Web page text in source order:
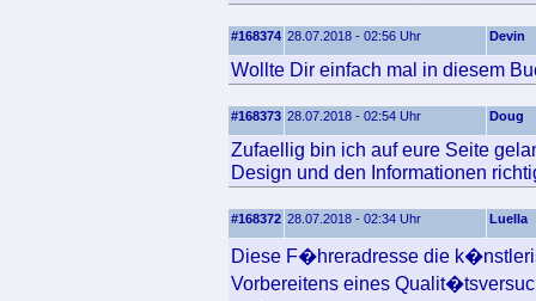
#168374 28.07.2018 - 02:56 Uhr Devin
Wollte Dir einfach mal in diesem
#168373 28.07.2018 - 02:54 Uhr Doug
Zufaellig bin ich auf eure Seite
Design und den Informationen
#168372 28.07.2018 - 02:34 Uhr Luella
Diese F�hreradresse die
Vorbereitens eines